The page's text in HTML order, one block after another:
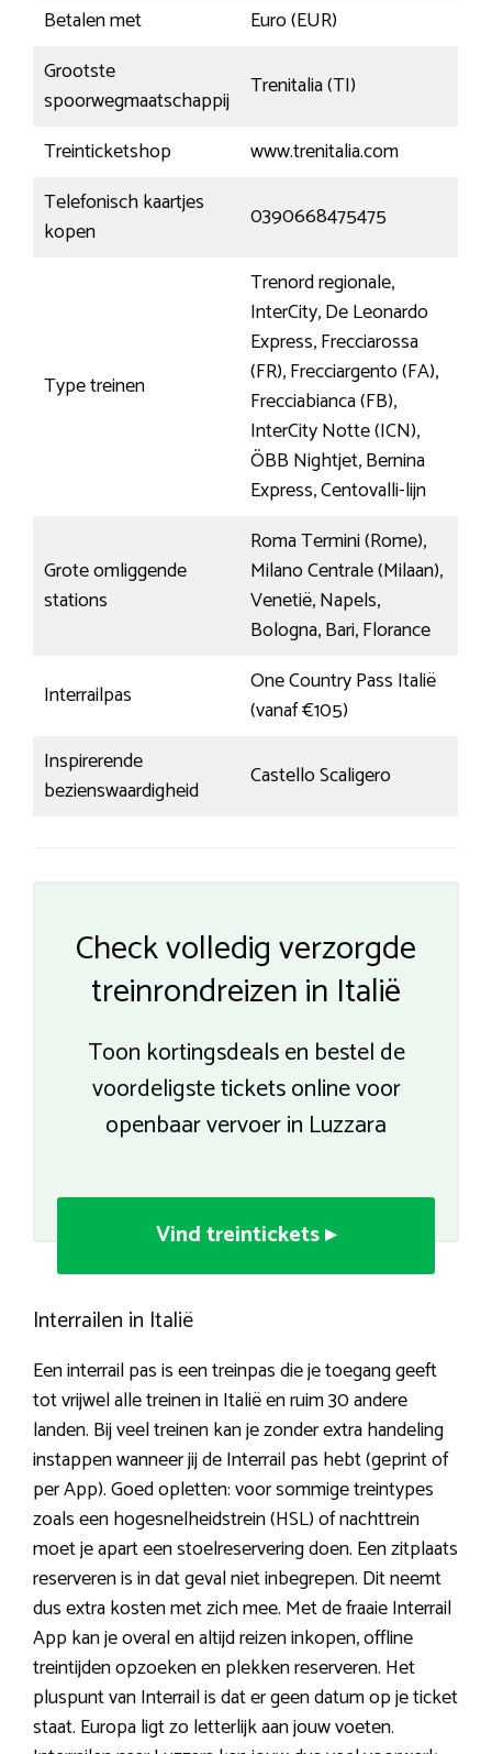
Betalen met
Euro (EUR)
Grootste
spoorwegmaatschappij
Trenitalia (TI)
Treinticketshop
www.trenitalia.com
Telefonisch kaartjes
kopen
0390668475475
Type treinen
Trenord regionale,
InterCity, De Leonardo
Express, Frecciarossa
(FR), Frecciargento (FA),
Frecciabianca (FB),
InterCity Notte (ICN),
ÖBB Nightjet, Bernina
Express, Centovalli-lijn
Grote omliggende
stations
Roma Termini (Rome),
Milano Centrale (Milaan),
Venetië, Napels,
Bologna, Bari, Florance
Interrailpas
One Country Pass Italië
(vanaf €105)
Inspirerende
bezienswaardigheid
Castello Scaligero
Check volledig verzorgde
treinrondreizen in Italië
Toon kortingsdeals en bestel de
voordeligste tickets online voor
openbaar vervoer in Luzzara
Vind treintickets ▸
Interrailen in Italië
Een interrail pas is een treinpas die je toegang geeft
tot vrijwel alle treinen in Italië en ruim 30 andere
landen. Bij veel treinen kan je zonder extra handeling
instappen wanneer jij de Interrail pas hebt (geprint of
per App). Goed opletten: voor sommige treintypes
zoals een hogesnelheidstrein (HSL) of nachttrein
moet je apart een stoelreservering doen. Een zitplaats
reserveren is in dat geval niet inbegrepen. Dit neemt
dus extra kosten met zich mee. Met de fraaie Interrail
App kan je overal en altijd reizen inkopen, offline
treintijden opzoeken en plekken reserveren. Het
pluspunt van Interrail is dat er geen datum op je ticket
staat. Europa ligt zo letterlijk aan jouw voeten.